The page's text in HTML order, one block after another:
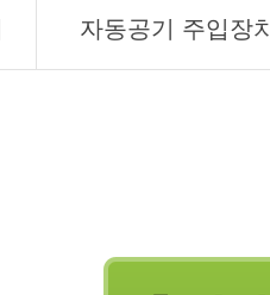
자동공기 주입장치